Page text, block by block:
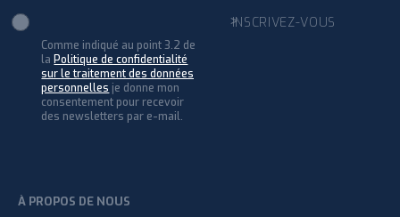
Comme indiqué au point 3.2 de
laPolitique de confidentialité
sur le traitement des données
personnelles je donne mon
consentement pour recevoir
des newsletters par e-mail.
À PROPOS DE NOUS